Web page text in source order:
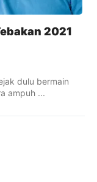
2021
dulu bermain
ampuh ...